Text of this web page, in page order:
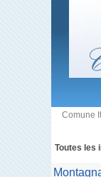
Comune
Toutes les